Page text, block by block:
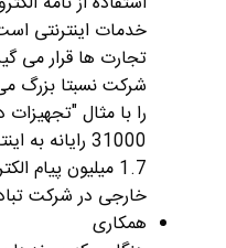
خدمات اینترنتی
تجارت ها قرار می
شرکت نسبتا بزرگ
را با مثال
31000 رایانه
1.7 میلیون پیام
خارجی در شرکت
همکاری